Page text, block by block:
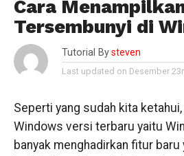
Cara
Tersembunyi di
Tutorial By steven
Last updated on Desember
Seperti yang sudah kita
Windows versi terbaru yaitu
banyak menghadirkan fitur